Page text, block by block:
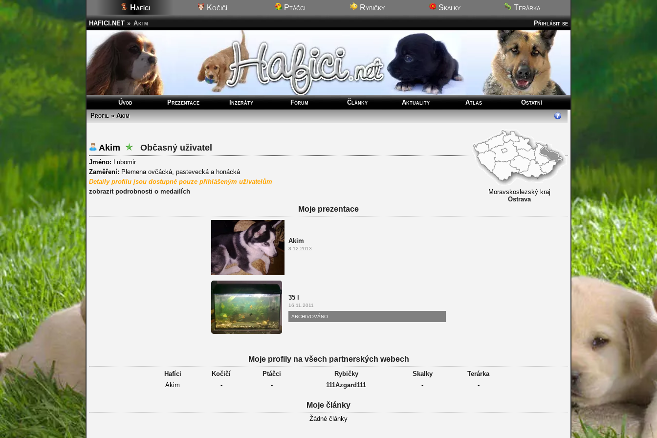
Hafíci Kočičí Ptáčci Rybičky Skalky Terárka
Přihlásit se
HAFICI.NET » Akim
Úvod Prezentace Inzeráty Fórum Články Aktuality Atlas
Ostatní
Profil » Akim
Moravskoslezský kraj
Ostrava
Akim Občasný uživatel
Jméno: Lubomir
Zaměření: Plemena ovčácká, pastevecká a honácká
Detaily profilu jsou dostupné pouze přihlášeným uživatelům
zobrazit podrobnosti o medailích
Moje prezentace
Akim
8.12.2013
35 l
16.11.2011
ARCHIVOVÁNO
Moje profily na všech partnerských webech
Hafíci Kočičí Ptáčci Rybičky Skalky
Terárka
Akim
- - 111Azgard111 - -
Moje články
Žádné články